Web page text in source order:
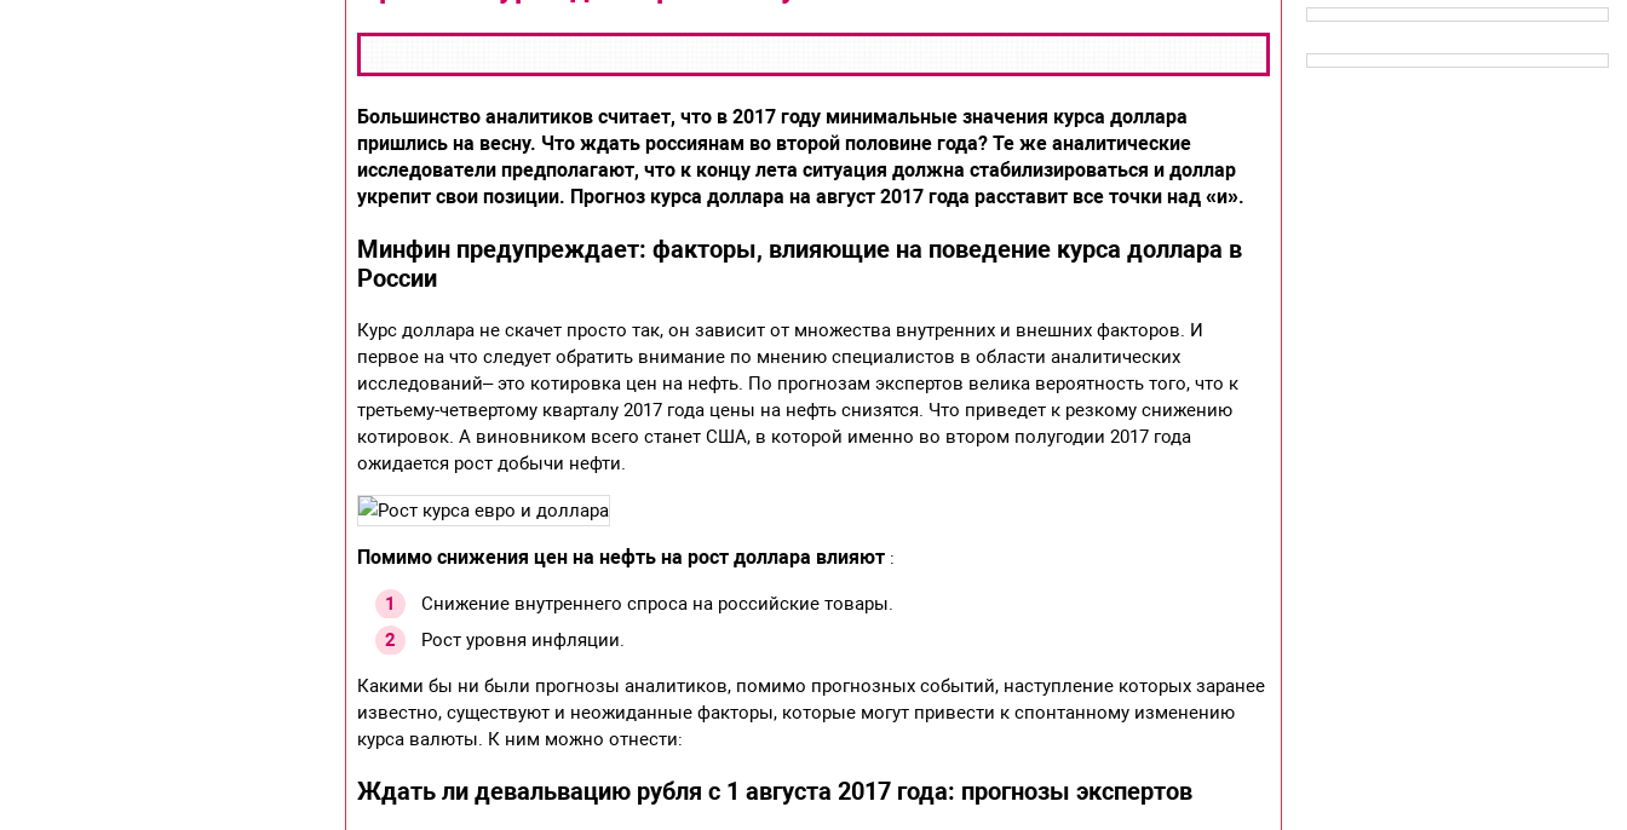
Большинство аналитиков считает, что в 2017 году минимальные значения курса доллара
пришлись на весну. Что ждать россиянам во второй половине года? Те же аналитические
исследователи предполагают, что к концу лета ситуация должна стабилизироваться и доллар
укрепит свои позиции. Прогноз курса доллара на август 2017 года расставит все точки над «и».
Минфин предупреждает: факторы, влияющие на поведение курса доллара в
России
Курс доллара не скачет просто так, он зависит от множества внутренних и внешних факторов. И
первое на что следует обратить внимание по мнению специалистов в области аналитических
исследований– это котировка цен на нефть. По прогнозам экспертов велика вероятность того, что к
третьему-четвертому кварталу 2017 года цены на нефть снизятся. Что приведет к резкому снижению
котировок. А виновником всего станет США, в которой именно во втором полугодии 2017 года
ожидается рост добычи нефти.
Помимо снижения цен на нефть на рост доллара влияют :
Снижение внутреннего спроса на российские товары.
Рост уровня инфляции.
Какими бы ни были прогнозы аналитиков, помимо прогнозных событий, наступление которых заранее
известно, существуют и неожиданные факторы, которые могут привести к спонтанному изменению
курса валюты. К ним можно отнести:
Ждать ли девальвацию рубля с 1 августа 2017 года: прогнозы экспертов